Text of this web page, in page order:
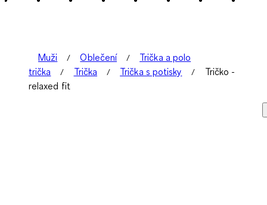
Muži Oblečení
Trička a polo
trička
Trička Trička s potisky
Tričko -
relaxed fit